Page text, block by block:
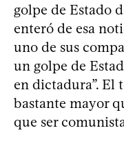
golpe de Estado
enteró de esa
uno de sus
un golpe de
en dictadura”. El
bastante mayor
que ser